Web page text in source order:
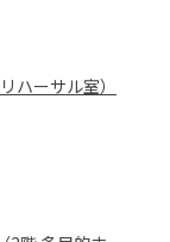
ハーサル室）